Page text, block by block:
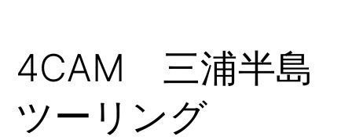
4CAM 三浦半島
ツーリング